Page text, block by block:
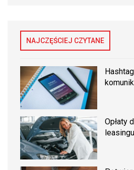
NAJCZĘŚCIEJ CZYTANE
Opłaty